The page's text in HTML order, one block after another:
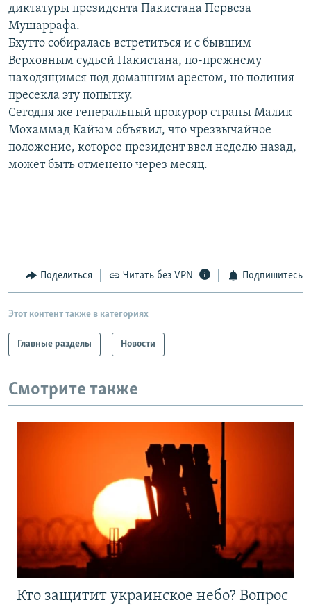
Все сайты РСЕ/РС
диктатуры президента Пакистана Первеза
Мушаррафа.
Бхутто собиралась встретиться и с бывшим
Верховным судьей Пакистана, по-прежнему
находящимся под домашним арестом, но полиция
пресекла эту попытку.
Сегодня же генеральный прокурор страны Малик
Мохаммад Кайюм объявил, что чрезвычайное
положение, которое президент ввел неделю назад,
может быть отменено через месяц.
Поделиться Читать без VPN Подпишитесь
Этот контент также в категориях
Главные разделы Новости
Смотрите также
Кто защитит украинское небо? Вопрос